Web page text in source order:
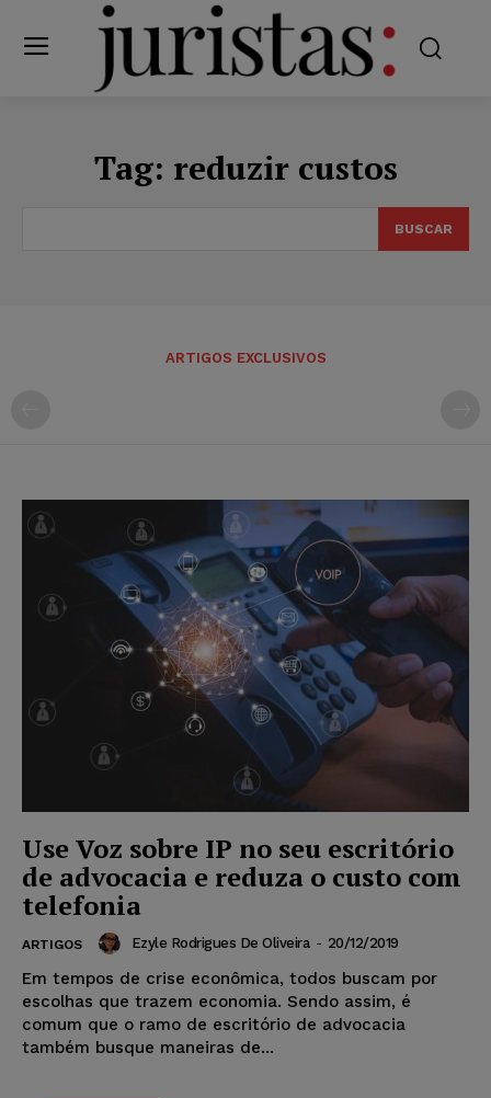
Tag: reduzir custos
BUSCAR
ARTIGOS EXCLUSIVOS
Use Voz sobre IP no seu escritório
de advocacia e reduza o custo com
telefonia
ARTIGOS Ezyle Rodrigues De Oliveira - 20/12/2019
Em tempos de crise econômica, todos buscam por
escolhas que trazem economia. Sendo assim, é
comum que o ramo de escritório de advocacia
também busque maneiras de...